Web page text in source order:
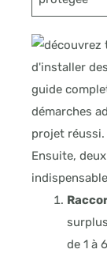
Ensuite,
de 1 à